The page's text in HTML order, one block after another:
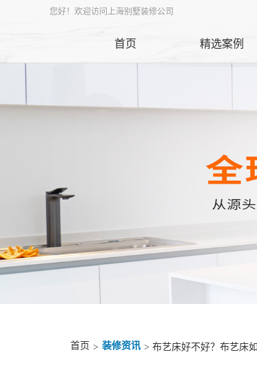
您好！欢迎访问上海别墅装修公司
首页 精选案例
首页 > 装修资讯 > 布艺床好不好？布艺床